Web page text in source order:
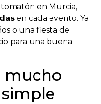
en Murcia,
en cada evento. Ya
o una fiesta de
para una buena
mucho